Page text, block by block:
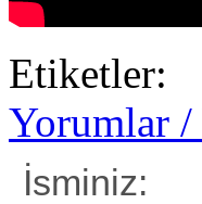
Etiketler:
Yorumlar /
İsminiz: